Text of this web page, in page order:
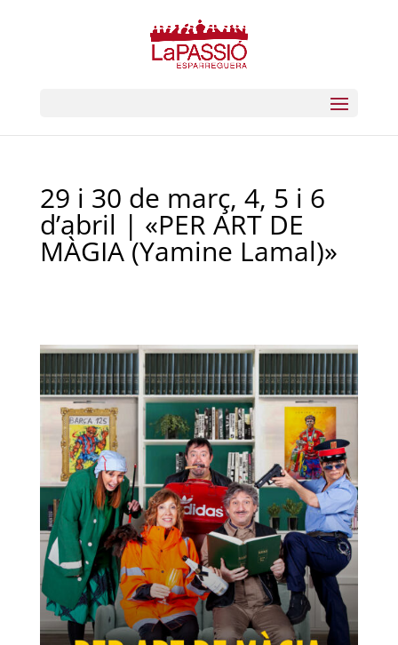
29 i 30 de març, 4, 5 i 6
d’abril | «PER ART DE
MÀGIA (Yamine Lamal)»